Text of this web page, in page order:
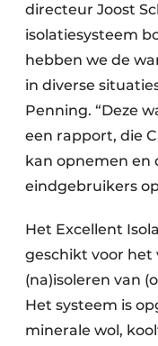
directeur Joost
isolatiesysteem
hebben we de
in diverse
Penning. “Deze
een rapport, die
kan opnemen en
eindgebruikers
Het Excellent
geschikt voor het
(na)isoleren van
Het systeem is
minerale wol,